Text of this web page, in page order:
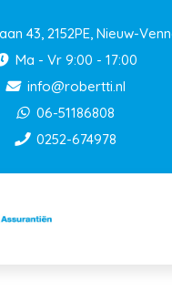
43, 2152PE, Nieuw-
Ma - Vr 9:00 - 17:00
info@robertti.nl
06-51186808
0252-674978